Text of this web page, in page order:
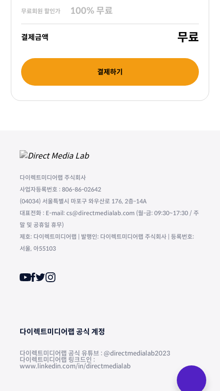
무료회원 할인가 100% 무료
결제금액 무료
결제하기
다이렉트미디어랩 주식회사
사업자등록번호 : 806-86-02642
(04034) 서울특별시 마포구 와우산로 176, 2층-14A
대표전화 : E-mail: cs@directmedialab.com (월-금: 09:30~17:30 / 주
말 및 공휴일 휴무)
제호: 다이렉트미디어랩 | 발행인: 다이렉트미디어랩 주식회사 | 등록번호:
서울, 아55103
다이렉트미디어랩 공식 계정
다이렉트미디어랩 공식 유튜브 : @directmedialab2023
다이렉트미디어랩 링크드인 :
www.linkedin.com/in/directmedialab